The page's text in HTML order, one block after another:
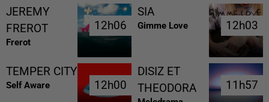
JEREMY
FREROT
Frerot
12h06
12h06
SIA
Gimme Love 12h03
12h03
TEMPER CITY
Self Aware 12h00
12h00
DISIZ ET
THEODORA
11h57
11h57